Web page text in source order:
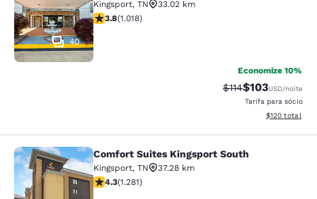
40
Kingsport, TN
33.02 km
classificação 3.79 estrelas. Bom. 1018 avaliações
3.8(1.018)
Economize 10%
Tarifa anterior
$114Tarifa com
$103USD/noite
Tarifa para sócio
Exibir
$120 total
Comfort Suites Kingsport South
Comfort Suites Kingsport South
Kingsport, TN
37.28 km
classificação 4.26 estrelas. Excelente. 1281 avaliações
4.3(1.281)